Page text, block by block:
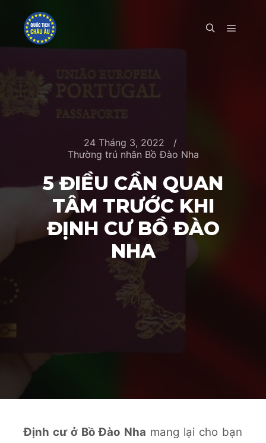
24 Tháng 3, 2022
Thường trú nhân Bồ Đào Nha
5 ĐIỀU CẦN QUAN
TÂM TRƯỚC KHI
ĐỊNH CƯ BỒ ĐÀO
NHA
Định cư ở Bồ Đào Nha mang lại cho bạn